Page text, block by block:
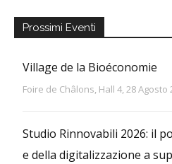
Prossimi Eventi
Village de la Bioéconomie
Foire de Châlons, Hall 4, 28 Agosto
Studio Rinnovabili 2026: il
e della digitalizzazione a